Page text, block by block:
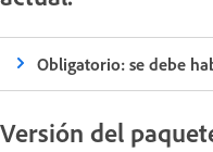
Obligatorio: se debe
Versión del